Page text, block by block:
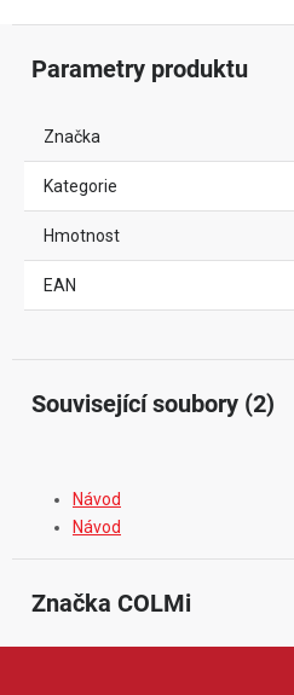
Parametry produktu
Značka
Kategorie
Hmotnost
EAN
Související soubory (2)
Návod
Návod
Značka COLMi